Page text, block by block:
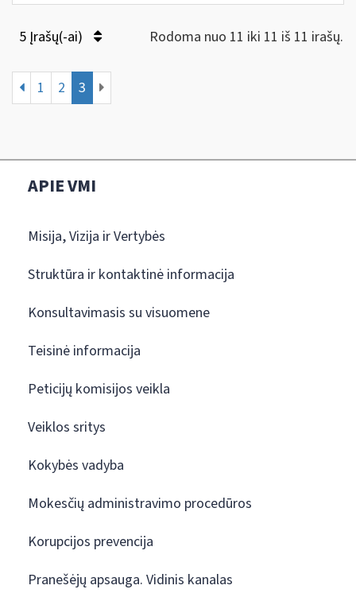
5 Įrašų(-ai) Rodoma nuo 11 iki 11 iš 11 irašų.
1 2 3
APIE VMI
Misija, Vizija ir Vertybės
Struktūra ir kontaktinė informacija
Konsultavimasis su visuomene
Teisinė informacija
Peticijų komisijos veikla
Veiklos sritys
Kokybės vadyba
Mokesčių administravimo procedūros
Korupcijos prevencija
Pranešėjų apsauga. Vidinis kanalas